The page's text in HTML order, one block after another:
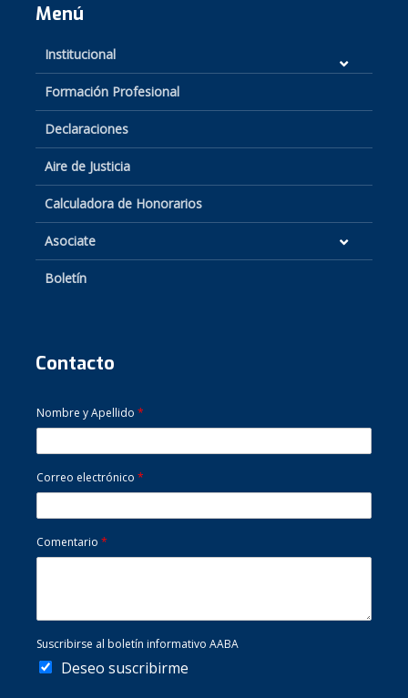
Menú
Institucional
Formación Profesional
Declaraciones
Aire de Justicia
Calculadora de Honorarios
Asociate
Boletín
Contacto
Nombre y Apellido *
Correo electrónico *
Comentario *
Suscribirse al boletín informativo AABA
Deseo suscribirme